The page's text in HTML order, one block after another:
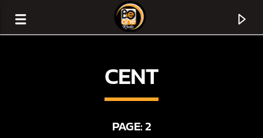
CENT
PAGE: 2